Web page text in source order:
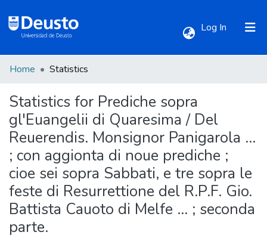
Log In (current)
All of DSpace
Home Statistics
Statistics for Prediche sopra
gl'Euangelii di Quaresima / Del
Reuerendis. Monsignor Panigarola ...
; con aggionta di noue prediche ;
cioe sei sopra Sabbati, e tre sopra le
feste di Resurrettione del R.P.F. Gio.
Battista Cauoto di Melfe ... ; seconda
parte.